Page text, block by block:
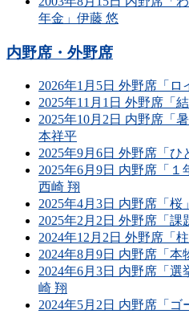
年金」伊藤 悠
内野席・外野席
2026年1月5日 外野席「
2025年11月1日 外野席「
2025年10月2日 内野席「
本祥平
2025年9月6日 外野席「
2025年6月9日 内野席「１
西崎 翔
2025年4月3日 内野席「桜
2025年2月2日 外野席「
2024年12月2日 外野席「
2024年8月9日 内野席「本
2024年6月3日 内野席「
崎 翔
2024年5月2日 内野席「